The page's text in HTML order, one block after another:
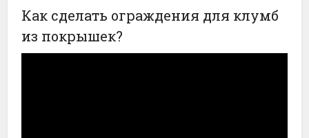
Как сделать ограждения для клумб
из покрышек?